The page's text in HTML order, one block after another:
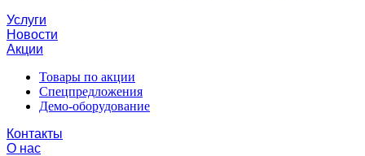
Услуги
Новости
Акции
Товары по акции
Спецпредложения
Демо-оборудование
Контакты
О нас